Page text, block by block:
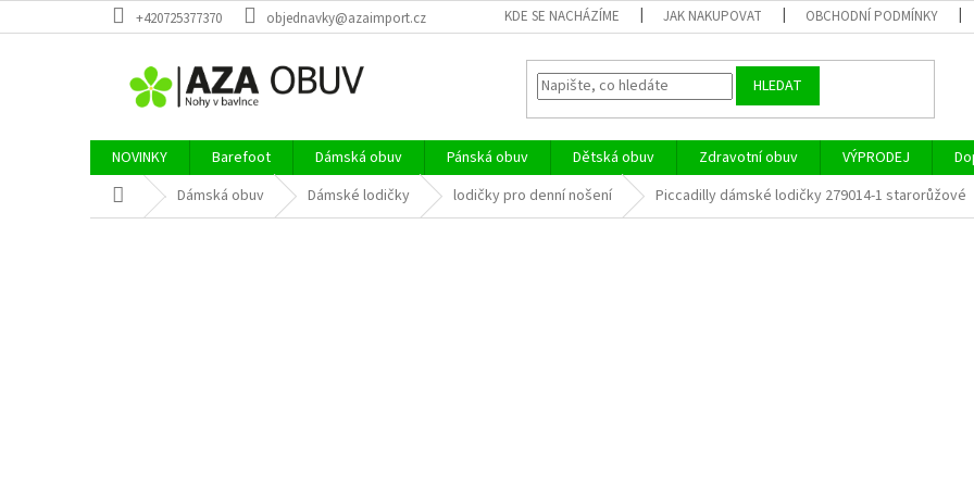
na
+420725377370 objednavky@azaimport.cz KDE SE NACHÁZÍME JAK NAKUPOVAT OBCHODNÍ PODMÍNKY
HLEDAT
NOVINKY Barefoot Dámská obuv Pánská obuv Dětská obuv Zdravotní obuv VÝPRODEJ
Domů Dámská obuv Dámské lodičky lodičky pro denní nošení Piccadilly dámské lodičky 279014-1 starorůžové